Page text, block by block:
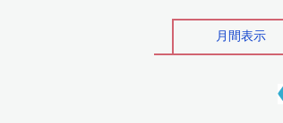
月間表示